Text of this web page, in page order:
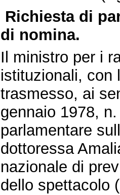
Richiesta di
di nomina.
Il ministro per i
istituzionali, con
trasmesso, ai
gennaio 1978,
parlamentare
dottoressa
nazionale di
dello spettacolo